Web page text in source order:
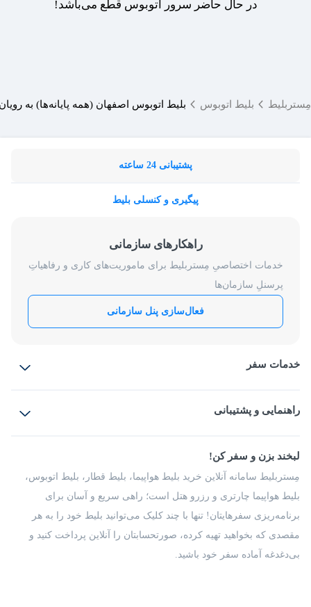
در حال حاضر سرور اتوبوس قطع می‌باشد!
مِستربلیط بلیط اتوبوس بلیط اتوبوس اصفهان (همه پایانه‌ها) به
پشتیبانی 24 ساعته
پیگیری و کنسلی بلیط
راهکارهای سازمانی
خدمات اختصاصیِ مِستربلیط برای ماموریت‌های کاری و رفاهیاتِ
پرسنلِ سازمان‌ها
فعال‌سازی پنل سازمانی
خدمات سفر
بلیط قطار
راهنمایی و پشتیبانی
شرایط و مقررات
راهکار سازمانی
فرصت‌های شغلی
درباره ما
لبخند بزن و سفر کن!
مِستربلیط سامانه آنلاین خرید بلیط هواپیما، بلیط قطار، بلیط اتوبوس،
بلیط هواپیما چارتری و رزرو هتل است؛ راهی سریع و آسان برای
برنامه‌ریزی سفرهایتان! تنها با چند کلیک می‌توانید بلیط خود را به هر
مقصدی که بخواهید تهیه کرده، صورتحسابتان را آنلاین پرداخت کنید و
بی‌دغدغه آماده سفر خود باشید.